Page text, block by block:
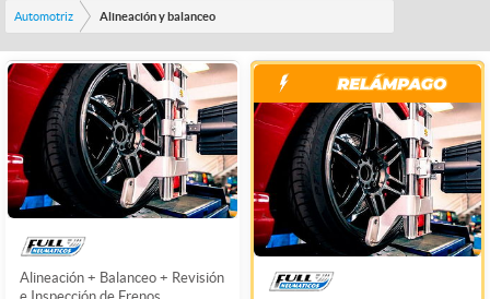
Automotriz Alineación y balanceo
Alineación + Balanceo + Revisión